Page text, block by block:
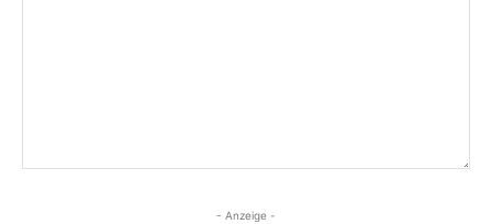
- Anzeige -